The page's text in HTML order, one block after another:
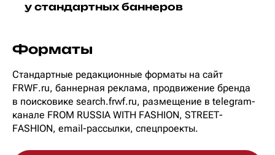
у стандартных баннеров
Форматы
Стандартные редакционные форматы на сайт
FRWF.ru, баннерная реклама, продвижение бренда
в поисковике search.frwf.ru, размещение в telegram-
канале FROM RUSSIA WITH FASHION, STREET-
FASHION, email-рассылки, спецпроекты.